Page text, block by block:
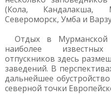
(Кола, Кандалакша,
Североморск, Умба и
Отдых в Мурманской
наиболее известных
отпускников здесь
заведений. В
дальнейшее
северной точки